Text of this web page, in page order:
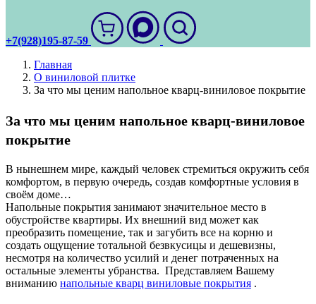
+7(928)195-87-59
Главная
О виниловой плитке
За что мы ценим напольное кварц-виниловое покрытие
За что мы ценим напольное кварц-виниловое
покрытие
В нынешнем мире, каждый человек стремиться окружить себя
комфортом, в первую очередь, создав комфортные условия в
своём доме…
Напольные покрытия занимают значительное место в
обустройстве квартиры. Их внешний вид может как
преобразить помещение, так и загубить все на корню и
создать ощущение тотальной безвкусицы и дешевизны,
несмотря на количество усилий и денег потраченных на
остальные элементы убранства. Представляем Вашему
вниманию напольные кварц виниловые покрытия .